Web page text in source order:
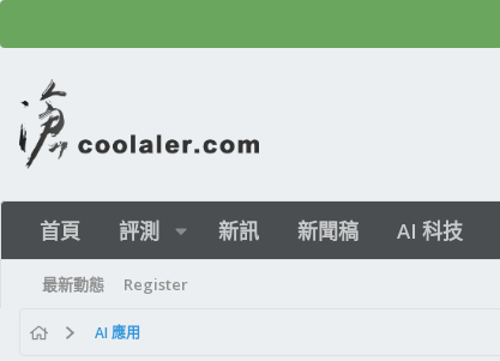
首頁 評測 新訊 新聞稿 AI 科技
最新動態 Register
AI 應用